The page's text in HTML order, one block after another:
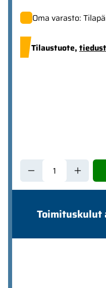
Oma varasto:
Tilaustuote,
Toimituskulut